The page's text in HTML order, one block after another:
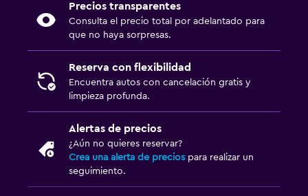
Precios transparentes
Consulta el precio total por adelantado para
que no haya sorpresas.
Reserva con flexibilidad
Encuentra autos con cancelación gratis y
limpieza profunda.
Alertas de precios
¿Aún no quieres reservar?
Crea una alerta de precios para realizar un
seguimiento.